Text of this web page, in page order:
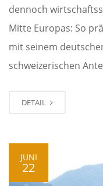
dennoch
Mitte Europas: So
mit seinem
schweizerischen
DETAIL
JUNI
22